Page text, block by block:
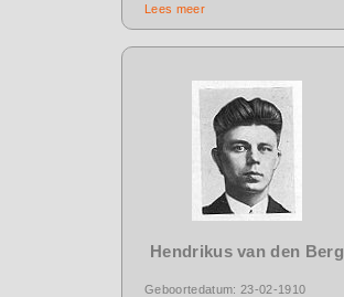
Lees meer
Hendrikus van den Berg
Geboortedatum: 23-02-1910